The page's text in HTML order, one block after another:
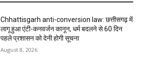
Chhattisgarh anti-conversion law: छत्तीसगढ़ में
लागू हुआ एंटी-कनवर्जन कानून, धर्म बदलने से 60 दिन
पहले प्रशासन को देनी होगी सूचना
August 8, 2026